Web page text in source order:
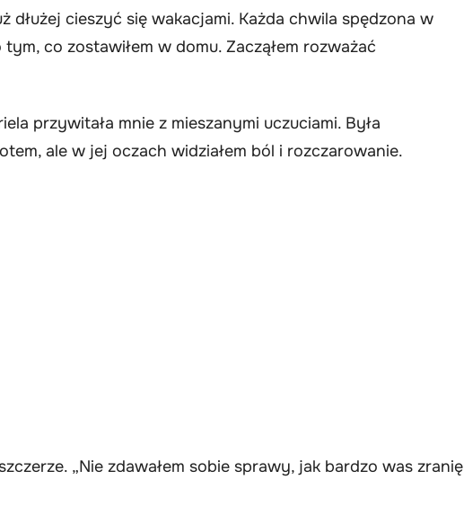
dłużej cieszyć się wakacjami. Każda chwila spędzona w
co zostawiłem w domu. Zacząłem rozważać
przywitała mnie z mieszanymi uczuciami. Była
ale w jej oczach widziałem ból i rozczarowanie.
„Nie zdawałem sobie sprawy, jak bardzo was zranię